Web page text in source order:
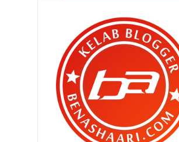
Julai 2014(103)
►Jun 2014 (104)
►
Mei 2014
►
April 2014
(121)
Mac 2014
(132)
►Februari 2014
▼ Januari 2014
(173)
Ke Paradigm Mall , Kelana Jaya.